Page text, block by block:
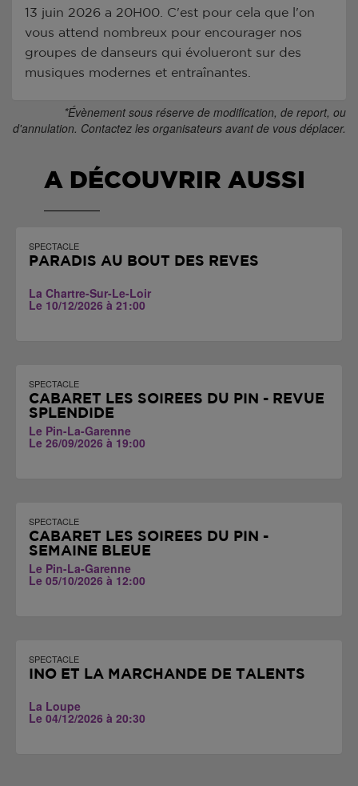
13 juin 2026 a 20H00. C'est pour cela que l'on
vous attend nombreux pour encourager nos
groupes de danseurs qui évolueront sur des
musiques modernes et entraînantes.
*Évènement sous réserve de modification, de report, ou
d'annulation. Contactez les organisateurs avant de vous déplacer.
A DÉCOUVRIR AUSSI
SPECTACLE
PARADIS AU BOUT DES RÊVES
La Chartre-Sur-Le-Loir
Le 10/12/2026 à 21:00
SPECTACLE
CABARET LES SOIRÉES DU PIN - REVUE
SPLENDIDE
Le Pin-La-Garenne
Le 26/09/2026 à 19:00
SPECTACLE
CABARET LES SOIRÉES DU PIN -
SEMAINE BLEUE
Le Pin-La-Garenne
Le 05/10/2026 à 12:00
SPECTACLE
INO ET LA MARCHANDE DE TALENTS
La Loupe
Le 04/12/2026 à 20:30